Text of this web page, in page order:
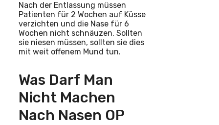
Nach der Entlassung müssen
Patienten für 2 Wochen auf Küsse
verzichten und die Nase für 6
Wochen nicht schnäuzen. Sollten
sie niesen müssen, sollten sie dies
mit weit offenem Mund tun.
Was Darf Man
Nicht Machen
Nach Nasen OP